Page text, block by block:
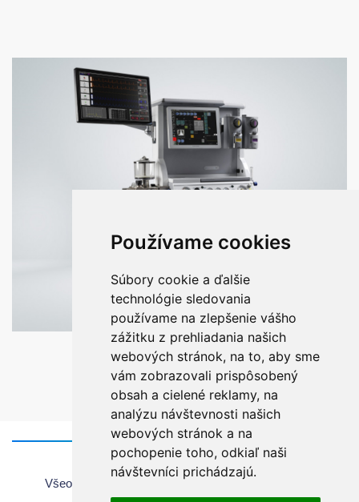
Používame cookies
Súbory cookie a ďalšie
technológie sledovania
používame na zlepšenie vášho
zážitku z prehliadania našich
webových stránok, na to, aby sme
vám zobrazovali prispôsobený
obsah a cielené reklamy, na
analýzu návštevnosti našich
webových stránok a na
pochopenie toho, odkiaľ naši
návštevníci prichádzajú.
VENAR OMEGA
Domov
Všeobecné informácie o používaní webovej stránky